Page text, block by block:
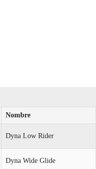
Nombre
Dyna Low Rider
Dyna Wide Glide